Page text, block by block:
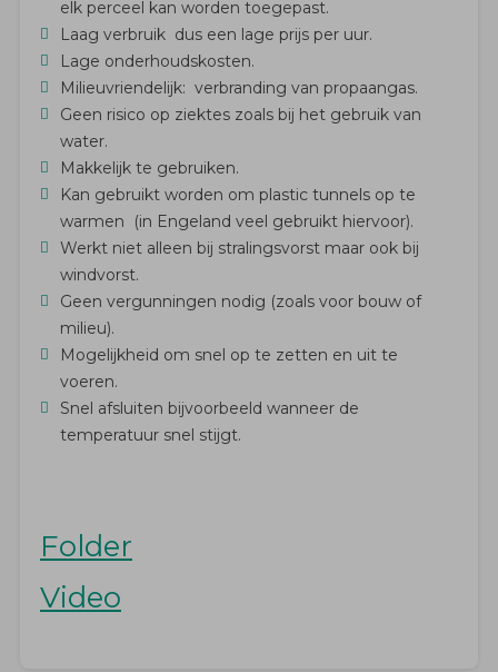
elk perceel kan worden toegepast.
Laag verbruik dus een lage prijs per uur.
Lage onderhoudskosten.
Milieuvriendelijk: verbranding van propaangas.
Geen risico op ziektes zoals bij het gebruik van
water.
Makkelijk te gebruiken.
Kan gebruikt worden om plastic tunnels op te
warmen (in Engeland veel gebruikt hiervoor).
Werkt niet alleen bij stralingsvorst maar ook bij
windvorst.
Geen vergunningen nodig (zoals voor bouw of
milieu).
Mogelijkheid om snel op te zetten en uit te
voeren.
Snel afsluiten bijvoorbeeld wanneer de
temperatuur snel stijgt.
Folder
Video